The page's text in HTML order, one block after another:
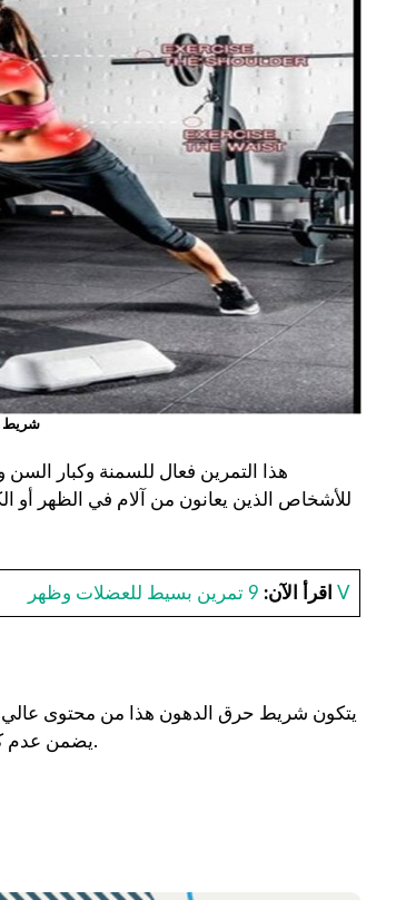
شريط
هذا التمرين فعال للسمنة وكبار
للأشخاص الذين يعانون من آلام في الظهر أو
اقرأ الآن: 9 تمرين بسيط للعضلات وظهر V
يتكون شريط حرق الدهون هذا من محتوى عالي
يضمن عدم كسر الشريط أثناء الاهتزازات عالية التردد ، وستكون القبضة مريحة وليست زلقة.